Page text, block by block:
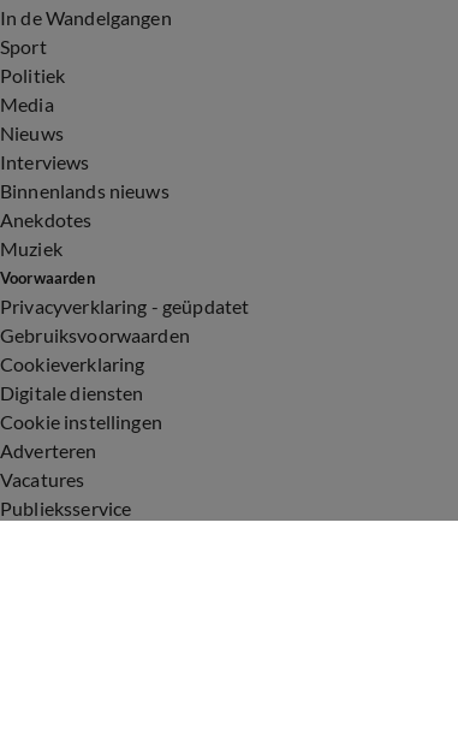
In de Wandelgangen
Sport
Politiek
Media
Nieuws
Interviews
Binnenlands nieuws
Anekdotes
Muziek
Voorwaarden
Privacyverklaring - geüpdatet
Gebruiksvoorwaarden
Cookieverklaring
Digitale diensten
Cookie instellingen
Adverteren
Vacatures
Publieksservice